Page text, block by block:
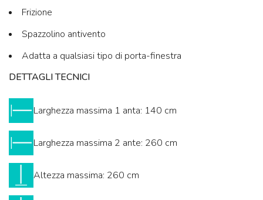
Frizione
Spazzolino antivento
Adatta a qualsiasi tipo di porta-finestra
DETTAGLI TECNICI
Larghezza massima 1 anta: 140 cm
Larghezza massima 2 ante: 260 cm
Altezza massima: 260 cm